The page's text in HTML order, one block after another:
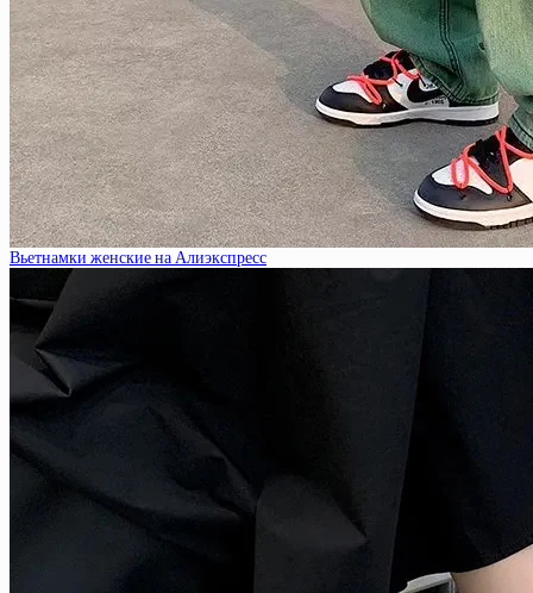
Вьетнамки женские на Алиэкспресс